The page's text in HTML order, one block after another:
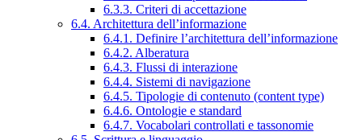
6.3.3. Criteri di accettazione
6.4. Architettura dell’informazione
6.4.1. Definire l’architettura dell’informazione
6.4.2. Alberatura
6.4.3. Flussi di interazione
6.4.4. Sistemi di navigazione
6.4.5. Tipologie di contenuto (content type)
6.4.6. Ontologie e standard
6.4.7. Vocabolari controllati e tassonomie